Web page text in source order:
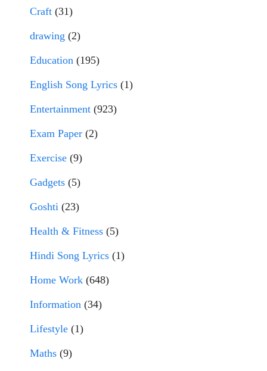
Craft (31)
drawing (2)
Education (195)
English Song Lyrics (1)
Entertainment (923)
Exam Paper (2)
Exercise (9)
Gadgets (5)
Goshti (23)
Health & Fitness (5)
Hindi Song Lyrics (1)
Home Work (648)
Information (34)
Lifestyle (1)
Maths (9)